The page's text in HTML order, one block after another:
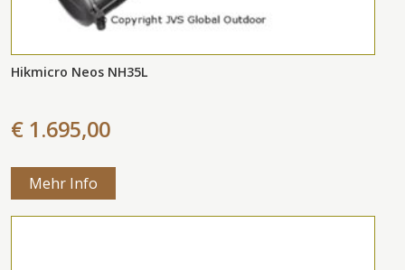
Hikmicro Neos NH35L
€ 1.695,00
Mehr Info